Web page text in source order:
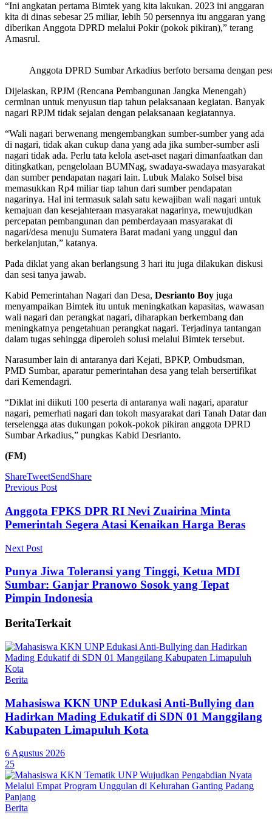
“Ini angkatan pertama Bimtek yang kita lakukan. 2023 ini anggaran
kita di dinas sebesar 25 miliar, lebih 50 persennya itu anggaran yang
diberikan Anggota DPRD melalui Pokir (pokok pikiran),” terang
Amasrul.
Anggota DPRD Sumbar Arkadius berfoto bersama dengan
Dijelaskan, RPJM (Rencana Pembangunan Jangka Menengah)
cerminan untuk menyusun tiap tahun pelaksanaan kegiatan. Banyak
nagari RPJM tidak sejalan dengan pelaksanaan kegiatannya.
“Wali nagari berwenang mengembangkan sumber-sumber yang ada
di nagari, tidak akan cukup dana yang ada jika sumber-sumber asli
nagari tidak ada. Perlu tata kelola aset-aset nagari dimanfaatkan dan
ditingkatkan, pengelolaan BUMNag, swadaya-swadaya masyarakat
dan sumber pendapatan nagari lain. Lubuk Malako Solsel bisa
memasukkan Rp4 miliar tiap tahun dari sumber pendapatan
nagarinya. Hal ini termasuk salah satu kewajiban wali nagari untuk
kemajuan dan kesejahteraan masyarakat nagarinya, mewujudkan
percepatan pembangunan dan pemberdayaan masyarakat di
nagari/desa menuju Sumatera Barat madani yang unggul dan
berkelanjutan,” katanya.
Pada diklat yang akan berlangsung 3 hari itu juga dilakukan diskusi
dan sesi tanya jawab.
Kabid Pemerintahan Nagari dan Desa, Desrianto Boy juga
menyampaikan Bimtek itu untuk meningkatkan kapasitas, wawasan
wali nagari dan perangkat nagari, diharapkan berkembang dan
meningkatnya pengetahuan perangkat nagari. Terjadinya tantangan
dalam tugas sehingga diperoleh solusi melalui Bimtek tersebut.
Narasumber lain di antaranya dari Kejati, BPKP, Ombudsman,
PMD Sumbar, aparatur pemerintahan desa yang telah bersertifikat
dari Kemendagri.
“Diklat ini diikuti 100 peserta di antaranya wali nagari, aparatur
nagari, pemerhati nagari dan tokoh masyarakat dari Tanah Datar dan
terselengga atas dukungan pokok-pokok pikiran anggota DPRD
Sumbar Arkadius,” pungkas Kabid Desrianto.
(FM)
ShareTweetSendShare
Previous Post
Anggota FPKS DPR RI Nevi Zuairina Minta
Pemerintah Segera Atasi Kenaikan Harga Beras
Next Post
Punya Jiwa Toleransi yang Tinggi, Ketua MDI
Sumbar: Ganjar Pranowo Sosok yang Tepat
Pimpin Indonesia
BeritaTerkait
Berita
Mahasiswa KKN UNP Edukasi Anti-Bullying dan
Hadirkan Mading Edukatif di SDN 01 Manggilang
Kabupaten Limapuluh Kota
6 Agustus 2026
25
Berita